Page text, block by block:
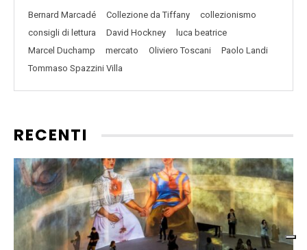
Bernard Marcadé Collezione da Tiffany
collezionismo
consigli di lettura
David Hockney
luca beatrice
Marcel Duchamp
mercato Oliviero Toscani
Paolo Landi
Tommaso Spazzini Villa
RECENTI